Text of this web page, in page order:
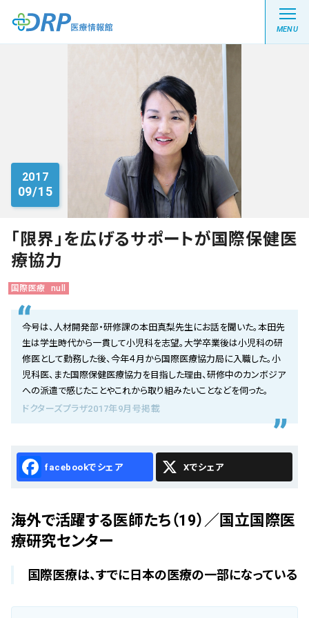
MENU
栄養健康レシピ
医療系学生記事
健康川柳
DRP医療情報館とは?
会社概要
お知らせ
お問い合わせ
2017
09/15
「限界」を広げるサポートが国際保健医
療協力
国際医療 null
今号は、人材開発部・研修課の本田真梨先生にお話を聞いた。本田先
生は学生時代から一貫して小児科を志望。大学卒業後は小児科の研
修医として勤務した後、今年４月から国際医療協力局に入職した。小
児科医、また国際保健医療協力を目指した理由、研修中のカンボジア
への派遣で感じたことやこれから取り組みたいことなどを伺った。
ドクターズプラザ2017年9月号掲載
Facebook X
海外で活躍する医師たち（19）／国立国際医
療研究センター
国際医療は、すでに日本の医療の一部になっている